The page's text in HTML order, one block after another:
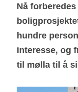
Nå
hundre
interesse, og
til mølla til å